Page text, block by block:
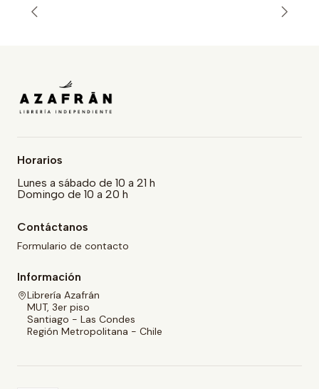
Horarios
Lunes a sábado de 10 a 21 h
Domingo de 10 a 20 h
Contáctanos
Formulario de contacto
Información
Librería Azafrán
MUT, 3er piso
Santiago - Las Condes
Región Metropolitana - Chile